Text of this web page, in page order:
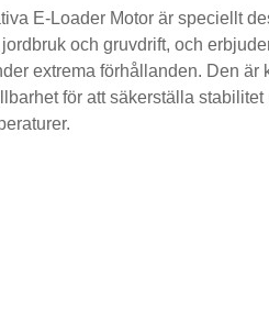
E-Loader Motor är speciellt
och gruvdrift, och
extrema förhållanden. Den är
för att säkerställa stabilitet